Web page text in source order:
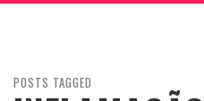
POSTS TAGGED